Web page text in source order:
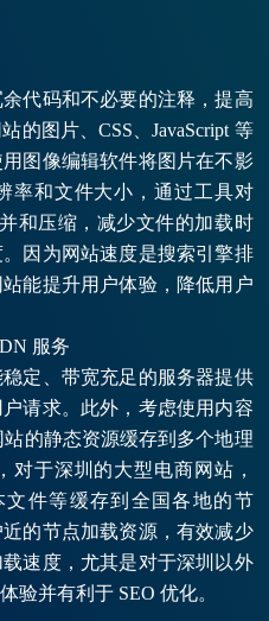
代码和不必要的注释，提高
的图片、CSS、JavaScript 等
图像编辑软件将图片在不影
率和文件大小，通过工具对
和压缩，减少文件的加载时
因为网站速度是搜索引擎排
能提升用户体验，降低用户
服务
定、带宽充足的服务器提供
请求。此外，考虑使用内容
的静态资源缓存到多个地理
对于深圳的大型电商网站，
件等缓存到全国各地的节
的节点加载资源，有效减少
速度，尤其是对于深圳以外
验并有利于 SEO 优化。